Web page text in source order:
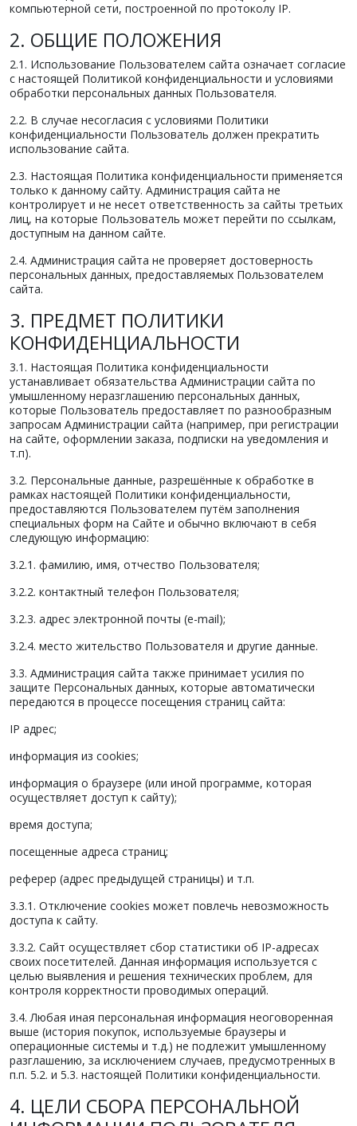
компьютерной сети, построенной по протоколу IP.
2. ОБЩИЕ ПОЛОЖЕНИЯ
2.1. Использование Пользователем сайта означает согласие
с настоящей Политикой конфиденциальности и условиями
обработки персональных данных Пользователя.
2.2. В случае несогласия с условиями Политики
конфиденциальности Пользователь должен прекратить
использование сайта.
2.3. Настоящая Политика конфиденциальности применяется
только к данному сайту. Администрация сайта не
контролирует и не несет ответственность за сайты третьих
лиц, на которые Пользователь может перейти по ссылкам,
доступным на данном сайте.
2.4. Администрация сайта не проверяет достоверность
персональных данных, предоставляемых Пользователем
сайта.
3. ПРЕДМЕТ ПОЛИТИКИ
КОНФИДЕНЦИАЛЬНОСТИ
3.1. Настоящая Политика конфиденциальности
устанавливает обязательства Администрации сайта по
умышленному неразглашению персональных данных,
которые Пользователь предоставляет по разнообразным
запросам Администрации сайта (например, при регистрации
на сайте, оформлении заказа, подписки на уведомления и
т.п).
3.2. Персональные данные, разрешённые к обработке в
рамках настоящей Политики конфиденциальности,
предоставляются Пользователем путём заполнения
специальных форм на Сайте и обычно включают в себя
следующую информацию:
3.2.1. фамилию, имя, отчество Пользователя;
3.2.2. контактный телефон Пользователя;
3.2.3. адрес электронной почты (e-mail);
3.2.4. место жительство Пользователя и другие данные.
3.3. Администрация сайта также принимает усилия по
защите Персональных данных, которые автоматически
передаются в процессе посещения страниц сайта:
IP адрес;
информация из cookies;
информация о браузере (или иной программе, которая
осуществляет доступ к сайту);
время доступа;
посещенные адреса страниц;
реферер (адрес предыдущей страницы) и т.п.
3.3.1. Отключение cookies может повлечь невозможность
доступа к сайту.
3.3.2. Сайт осуществляет сбор статистики об IP-адресах
своих посетителей. Данная информация используется с
целью выявления и решения технических проблем, для
контроля корректности проводимых операций.
3.4. Любая иная персональная информация неоговоренная
выше (история покупок, используемые браузеры и
операционные системы и т.д.) не подлежит умышленному
разглашению, за исключением случаев, предусмотренных в
п.п. 5.2. и 5.3. настоящей Политики конфиденциальности.
4. ЦЕЛИ СБОРА ПЕРСОНАЛЬНОЙ